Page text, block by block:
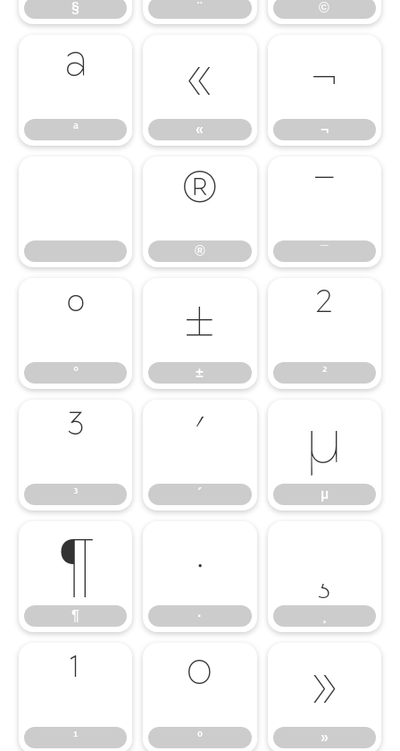
§ ¨ ©
ª
ª
«
«
¬
¬
®
®
¯
¯
°
°
±
±
²
²
³
³
´
´
µ
µ
¶
¶
·
·
¸
¹
¹
º
º
»
»